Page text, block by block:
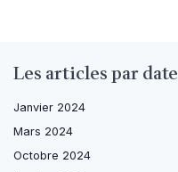
Les articles par date
Janvier 2024
Mars 2024
Octobre 2024